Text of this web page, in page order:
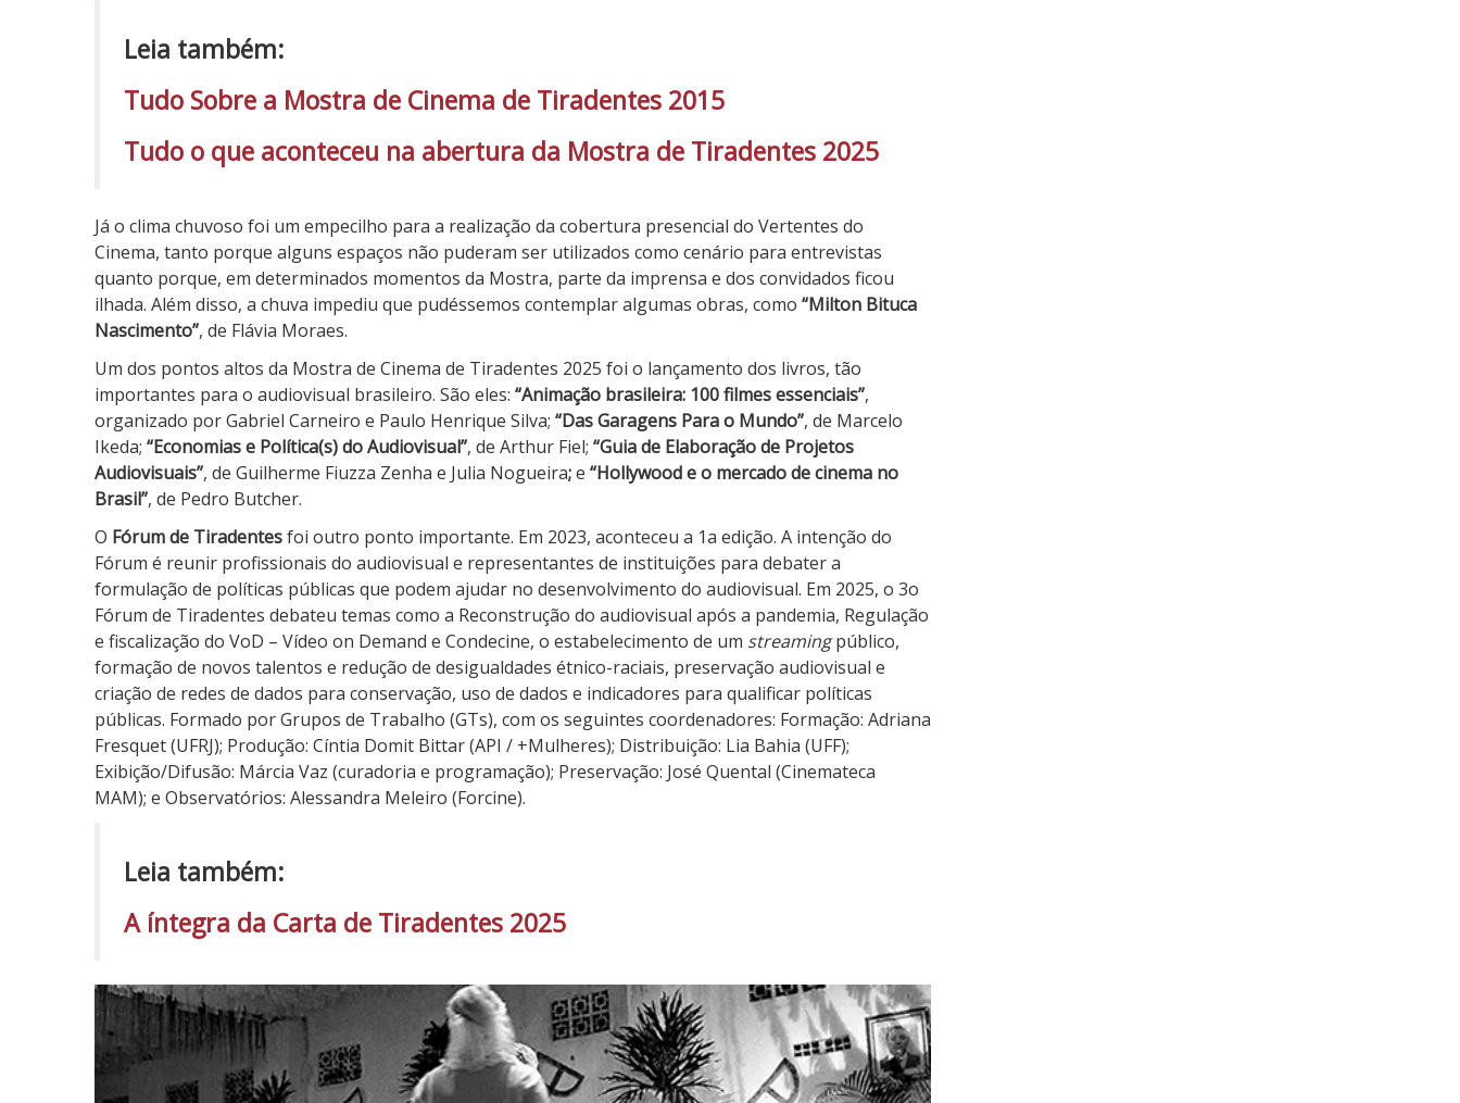
Leia também:
Tudo Sobre a Mostra de Cinema de Tiradentes 2015
Tudo o que aconteceu na abertura da Mostra de Tiradentes 2025
Já o clima chuvoso foi um empecilho para a realização da cobertura presencial do Vertentes do
Cinema, tanto porque alguns espaços não puderam ser utilizados como cenário para entrevistas
quanto porque, em determinados momentos da Mostra, parte da imprensa e dos convidados ficou
ilhada. Além disso, a chuva impediu que pudéssemos contemplar algumas obras, como “Milton Bituca
Nascimento”, de Flávia Moraes.
Um dos pontos altos da Mostra de Cinema de Tiradentes 2025 foi o lançamento dos livros, tão
importantes para o audiovisual brasileiro. São eles: “Animação brasileira: 100 filmes essenciais”,
organizado por Gabriel Carneiro e Paulo Henrique Silva; “Das Garagens Para o Mundo”, de Marcelo
Ikeda; “Economias e Política(s) do Audiovisual”, de Arthur Fiel; “Guia de Elaboração de Projetos
Audiovisuais”, de Guilherme Fiuzza Zenha e Julia Nogueira;e “Hollywood e o mercado de cinema no
Brasil”, de Pedro Butcher.
O Fórum de Tiradentesfoi outro ponto importante. Em 2023, aconteceu a 1a edição. A intenção do
Fórum é reunir profissionais do audiovisual e representantes de instituições para debater a
formulação de políticas públicas que podem ajudar no desenvolvimento do audiovisual. Em 2025, o 3o
Fórum de Tiradentes debateu temas como a Reconstrução do audiovisual após a pandemia, Regulação
e fiscalização do VoD – Vídeo on Demand e Condecine, o estabelecimento de um streamingpúblico,
formação de novos talentos e redução de desigualdades étnico-raciais, preservação audiovisual e
criação de redes de dados para conservação, uso de dados e indicadores para qualificar políticas
públicas. Formado por Grupos de Trabalho (GTs), com os seguintes coordenadores: Formação: Adriana
Fresquet (UFRJ); Produção: Cíntia Domit Bittar (API / +Mulheres); Distribuição: Lia Bahia (UFF);
Exibição/Difusão: Márcia Vaz (curadoria e programação); Preservação: José Quental (Cinemateca
MAM); e Observatórios: Alessandra Meleiro (Forcine).
Leia também:
A íntegra da Carta de Tiradentes 2025